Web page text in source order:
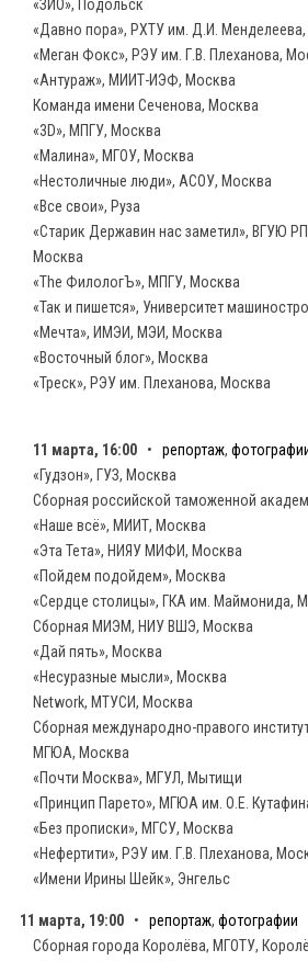
«ЗИО», Подольск
«Давно пора», РХТУ им. Д.И.
«Меган Фокс», РЭУ им. Г.В. Плеханова,
«Антураж», МИИТ-ИЭФ, Москва
Команда имени Сеченова, Москва
«3D», МПГУ, Москва
«Малина», МГОУ, Москва
«Нестоличные люди», АСОУ, Москва
«Все свои», Руза
«Старик Державин нас заметил», ВГУЮ
Москва
«The ФилологЪ», МПГУ, Москва
«Так и пишется», Университет
«Мечта», ИМЭИ, МЭИ, Москва
«Восточный блог», Москва
«Треск», РЭУ им. Плеханова, Москва
11 марта, 16:00 • репортаж,
«Гудзон», ГУЗ, Москва
Сборная российской таможенной
«Наше всё», МИИТ, Москва
«Эта Тета», НИЯУ МИФИ, Москва
«Пойдем подойдем», Москва
«Сердце столицы», ГКА им. Маймонида,
Сборная МИЭМ, НИУ ВШЭ, Москва
«Дай пять», Москва
«Несуразные мысли», Москва
Network, МТУСИ, Москва
Сборная международно-правого
МГЮА, Москва
«Почти Москва», МГУЛ, Мытищи
«Принцип Парето», МГЮА им. О.Е.
«Без прописки», МГСУ, Москва
«Нефертити», РЭУ им. Г.В. Плеханова,
«Имени Ирины Шейк», Энгельс
11 марта, 19:00 • репортаж, фотографии
Сборная города Королёва, МГОТУ,